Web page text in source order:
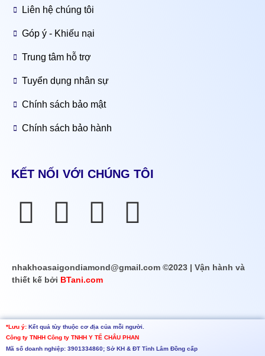
Liên hệ chúng tôi
Góp ý - Khiếu nại
Trung tâm hỗ trợ
Tuyển dụng nhân sự
Chính sách bảo mật
Chính sách bảo hành
KẾT NỐI VỚI CHÚNG TÔI
nhakhoasaigondiamond@gmail.com ©2023 | Vận hành và
thiết kế bởi BTani.com
*Lưu ý: Kết quả tùy thuộc cơ địa của mỗi người.
Công ty TNHH Công ty TNHH Y TẾ CHÂU PHAN
Mã số doanh nghiệp: 3901334860; Sở KH & ĐT Tỉnh Lâm Đồng cấp